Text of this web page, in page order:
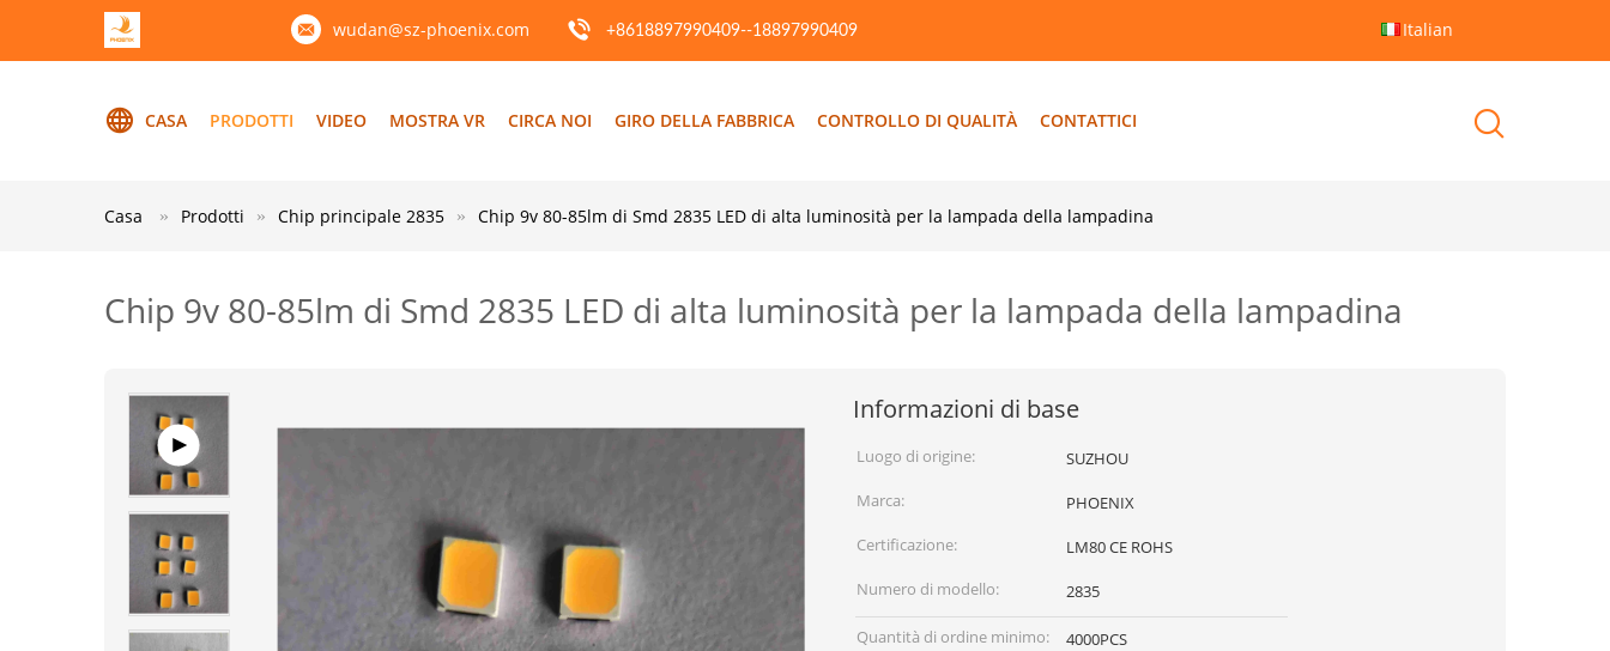
wudan@sz-phoenix.com +8618897990409--18897990409 Italian
CASA PRODOTTI VIDEO MOSTRA VR CIRCA NOI GIRO DELLA FABBRICA CONTROLLO DI QUALITÀ CONTATTICI
Casa Prodotti Chip principale 2835 Chip 9v 80-85lm di Smd 2835 LED di alta luminosità per la lampada della lampadina
Chip 9v 80-85lm di Smd 2835 LED di alta luminosità per la lampada della lampadina
Informazioni di base
Luogo di origine:
SUZHOU
Marca:
PHOENIX
Certificazione:
LM80 CE ROHS
Numero di modello:
2835
Quantità di ordine minimo:
4000PCS